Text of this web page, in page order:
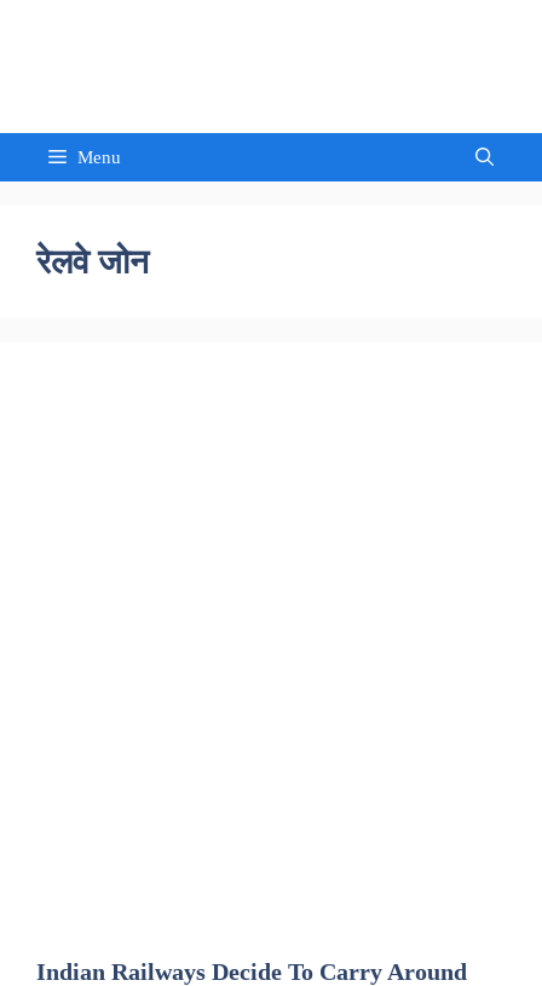
Menu
रेलवे जोन
Indian Railways Decide To Carry Around